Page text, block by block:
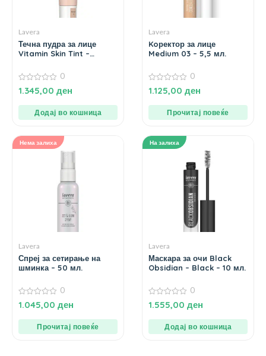
Lavera
Течна пудра за лице
Vitamin Skin Tint –
0
од
0
1.345,00 ден
Додај во кошница
Lavera
Koректор за лице
Medium 03 – 5,5 мл.
0
од
0
1.125,00 ден
Прочитај повеќе
Нема залиха
Lavera
Спреј за сетирање на
шминка – 50 мл.
0
од
0
1.045,00 ден
Прочитај повеќе
На залиха
Lavera
Маскара за очи Black
Obsidian – Black – 10 мл.
0
од
0
1.555,00 ден
Додај во кошница